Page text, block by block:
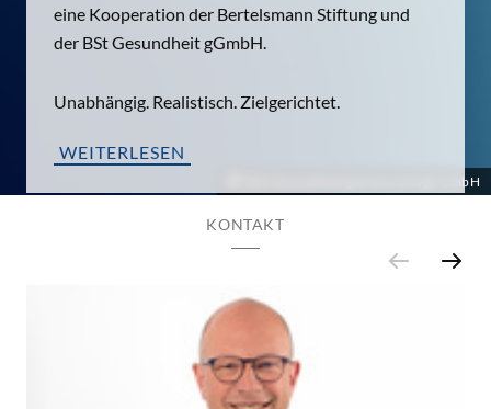
BSt Gesundheit gemeinnützige GmbH
eine Kooperation der Bertelsmann Stiftung und
der BSt Gesundheit gGmbH.
Unabhängig. Realistisch. Zielgerichtet.
WEITERLESEN
KONTAKT